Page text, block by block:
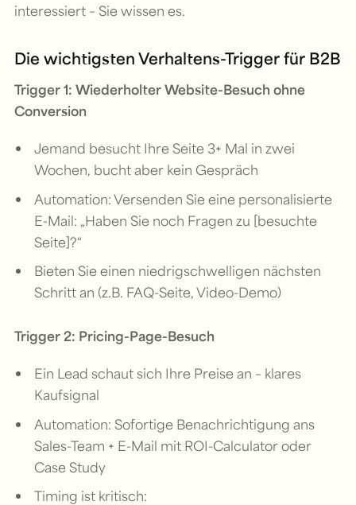
interessiert – Sie wissen es.
Die wichtigsten Verhaltens-Trigger für B2B
Trigger 1: Wiederholter Website-Besuch ohne
Conversion
Jemand besucht Ihre Seite 3+ Mal in zwei
Wochen, bucht aber kein Gespräch
Automation: Versenden Sie eine personalisierte
E-Mail: „Haben Sie noch Fragen zu [besuchte
Seite]?“
Bieten Sie einen niedrigschwelligen nächsten
Schritt an (z.B. FAQ-Seite, Video-Demo)
Trigger 2: Pricing-Page-Besuch
Ein Lead schaut sich Ihre Preise an – klares
Kaufsignal
Automation: Sofortige Benachrichtigung ans
Sales-Team + E-Mail mit ROI-Calculator oder
Case Study
Timing ist kritisch: